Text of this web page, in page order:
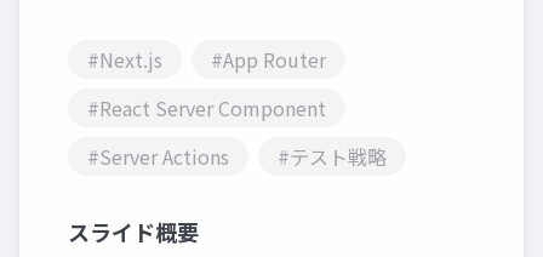
#Next.js
#App Router
#React Server Component
#Server Actions
#テスト戦略
スライド概要